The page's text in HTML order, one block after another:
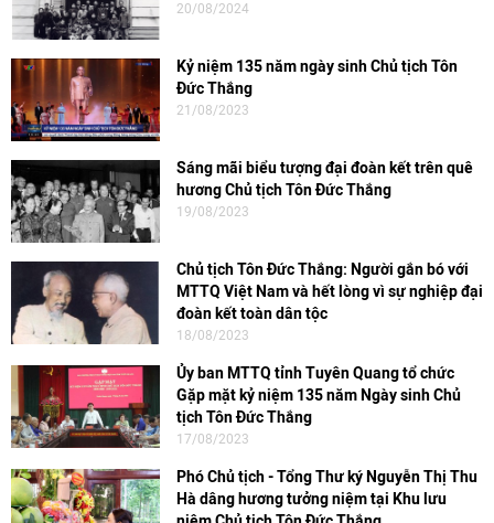
20/08/2024
Kỷ niệm 135 năm ngày sinh Chủ tịch Tôn
Đức Thắng
21/08/2023
Sáng mãi biểu tượng đại đoàn kết trên quê
hương Chủ tịch Tôn Đức Thắng
19/08/2023
Chủ tịch Tôn Đức Thắng: Người gắn bó với
MTTQ Việt Nam và hết lòng vì sự nghiệp đại
đoàn kết toàn dân tộc
18/08/2023
Ủy ban MTTQ tỉnh Tuyên Quang tổ chức
Gặp mặt kỷ niệm 135 năm Ngày sinh Chủ
tịch Tôn Đức Thắng
17/08/2023
Phó Chủ tịch - Tổng Thư ký Nguyễn Thị Thu
Hà dâng hương tưởng niệm tại Khu lưu